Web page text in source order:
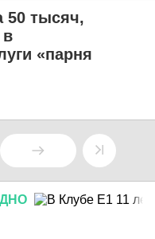
50 тысяч,
в
«парня